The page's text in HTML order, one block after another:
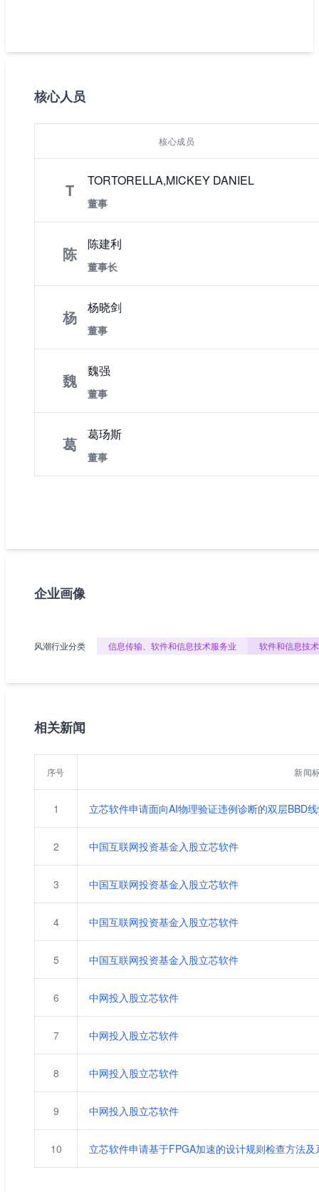
核心人员
核心成员
T TORTORELLA,MICKEY DANIEL
董事
陈 陈建利
董事长
杨 杨晓剑
董事
魏 魏强
董事
葛 葛玚斯
董事
企业画像
风潮行业分类 信息传输、软件和信息技术服务业 软件和信息技
相关新闻
序号 新闻
1 立芯软件申请面向AI物理验证违例诊断的双层BBD
2 中国互联网投资基金入股立芯软件
3 中国互联网投资基金入股立芯软件
4 中国互联网投资基金入股立芯软件
5 中国互联网投资基金入股立芯软件
6 中网投入股立芯软件
7 中网投入股立芯软件
8 中网投入股立芯软件
9 中网投入股立芯软件
10 立芯软件申请基于FPGA加速的设计规则检查方法及